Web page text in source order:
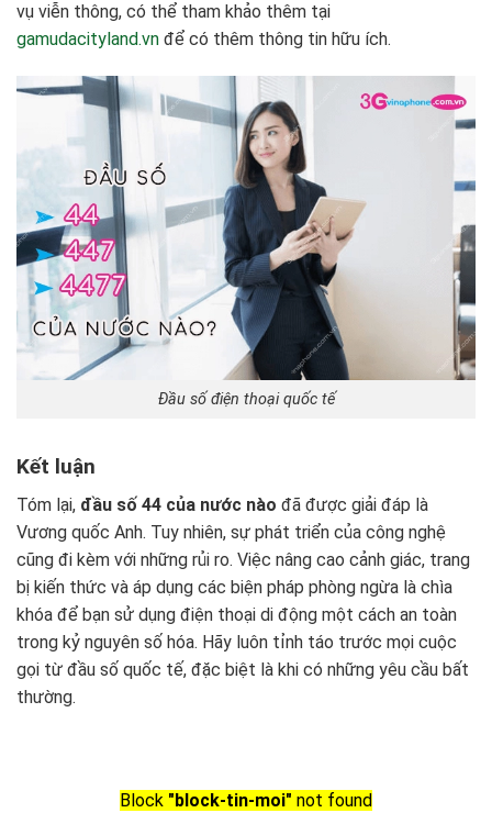
vụ viễn thông, có thể tham khảo thêm tại
gamudacityland.vn để có thêm thông tin hữu ích.
Đầu số điện thoại quốc tế
Kết luận
Tóm lại, đầu số 44 của nước nào đã được giải đáp là
Vương quốc Anh. Tuy nhiên, sự phát triển của công nghệ
cũng đi kèm với những rủi ro. Việc nâng cao cảnh giác, trang
bị kiến thức và áp dụng các biện pháp phòng ngừa là chìa
khóa để bạn sử dụng điện thoại di động một cách an toàn
trong kỷ nguyên số hóa. Hãy luôn tỉnh táo trước mọi cuộc
gọi từ đầu số quốc tế, đặc biệt là khi có những yêu cầu bất
thường.
Block "block-tin-moi" not found